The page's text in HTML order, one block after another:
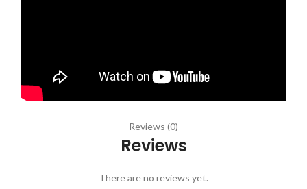
Reviews (0)
Reviews
There are no reviews yet.